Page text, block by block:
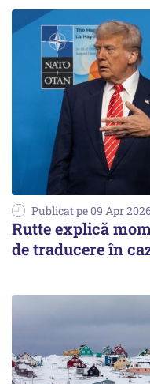
Publicat pe 09 Apr
Rutte explică
de traducere în